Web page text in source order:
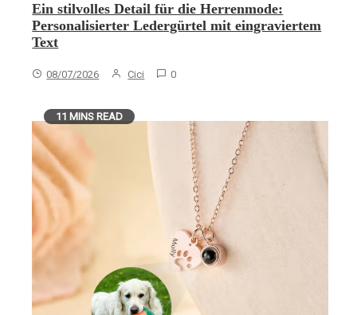
Ein stilvolles Detail für die Herrenmode:
Personalisierter Ledergürtel mit eingraviertem
Text
08/07/2026 Cici 0
11 MINS READ